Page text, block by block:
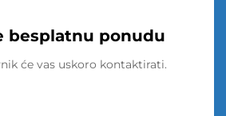
besplatnu ponudu
će vas uskoro kontaktirati.